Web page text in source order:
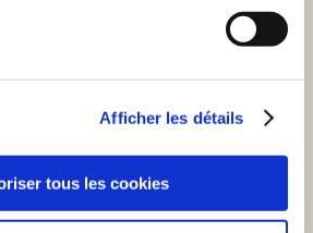
Afficher les détails
tous les cookies
19€00